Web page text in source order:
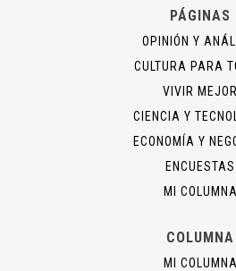
PÁGINAS
OPINIÓN Y
CULTURA PARA
VIVIR MEJOR
CIENCIA Y
ECONOMÍA Y
ENCUESTAS
MI COLUMNA
COLUMNA
MI COLUMNA